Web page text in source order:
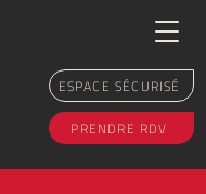
ESPACE SÉCURISÉ
PRENDRE RDV